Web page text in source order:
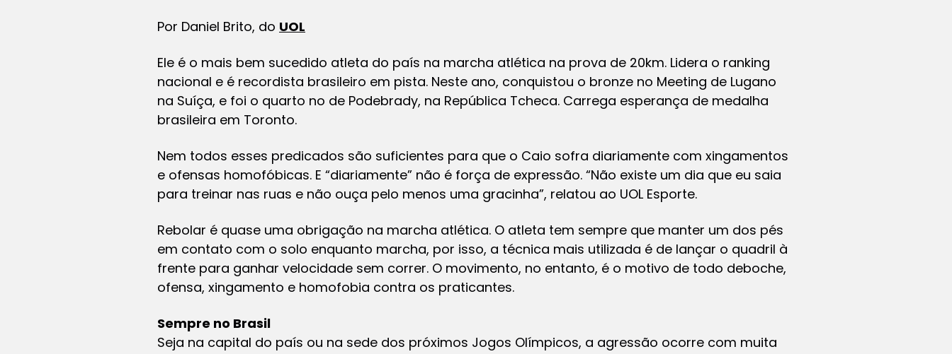
Por Daniel Brito, do UOL
Ele é o mais bem sucedido atleta do país na marcha atlética na prova de 20km. Lidera o ranking
nacional e é recordista brasileiro em pista. Neste ano, conquistou o bronze no Meeting de Lugano
na Suíça, e foi o quarto no de Podebrady, na República Tcheca. Carrega esperança de medalha
brasileira em Toronto.
Nem todos esses predicados são suficientes para que o Caio sofra diariamente com xingamentos
e ofensas homofóbicas. E “diariamente” não é força de expressão. “Não existe um dia que eu saia
para treinar nas ruas e não ouça pelo menos uma gracinha”, relatou ao UOL Esporte.
Rebolar é quase uma obrigação na marcha atlética. O atleta tem sempre que manter um dos pés
em contato com o solo enquanto marcha, por isso, a técnica mais utilizada é de lançar o quadril à
frente para ganhar velocidade sem correr. O movimento, no entanto, é o motivo de todo deboche,
ofensa, xingamento e homofobia contra os praticantes.
Sempre no Brasil
Seja na capital do país ou na sede dos próximos Jogos Olímpicos, a agressão ocorre com muita